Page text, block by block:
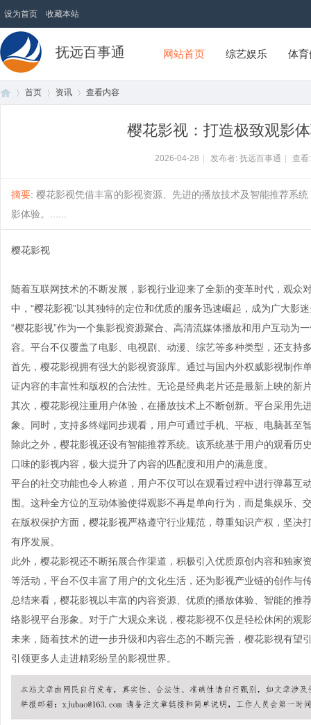
设为首页 收藏本站
抚远百事通 网站首页 综艺娱乐 体
首页 资讯 查看内容
樱花影视：打造极致观影
2026-04-28 发布者: 抚远百事通 查
摘要: 樱花影视凭借丰富的影视资源、先进的播放技术及智能推荐系
影体验。......
樱花影视
随着互联网技术的不断发展，影视行业迎来了全新的变革时代，观众
中，“樱花影视”以其独特的定位和优质的服务迅速崛起，成为广大影
“樱花影视”作为一个集影视资源聚合、高清流媒体播放和用户互动为
容。平台不仅覆盖了电影、电视剧、动漫、综艺等多种类型，还支持
首先，樱花影视拥有强大的影视资源库。通过与国内外权威影视制作
证内容的丰富性和版权的合法性。无论是经典老片还是最新上映的新
其次，樱花影视注重用户体验，在播放技术上不断创新。平台采用先
象。同时，支持多终端同步观看，用户可通过手机、平板、电脑甚至
除此之外，樱花影视还设有智能推荐系统。该系统基于用户的观看
口味的影视内容，极大提升了内容的匹配度和用户的满意度。
平台的社交功能也令人称道，用户不仅可以在观看过程中进行弹幕互
围。这种全方位的互动体验使得观影不再是单向行为，而是集娱乐、
在版权保护方面，樱花影视严格遵守行业规范，尊重知识产权，坚决
有序发展。
此外，樱花影视还不断拓展合作渠道，积极引入优质原创内容和独
等活动，平台不仅丰富了用户的文化生活，还为影视产业链的创作与
总结来看，樱花影视以丰富的内容资源、优质的播放体验、智能的
络影视平台形象。对于广大观众来说，樱花影视不仅是轻松休闲的观
未来，随着技术的进一步升级和内容生态的不断完善，樱花影视有望
引领更多人走进精彩纷呈的影视世界。